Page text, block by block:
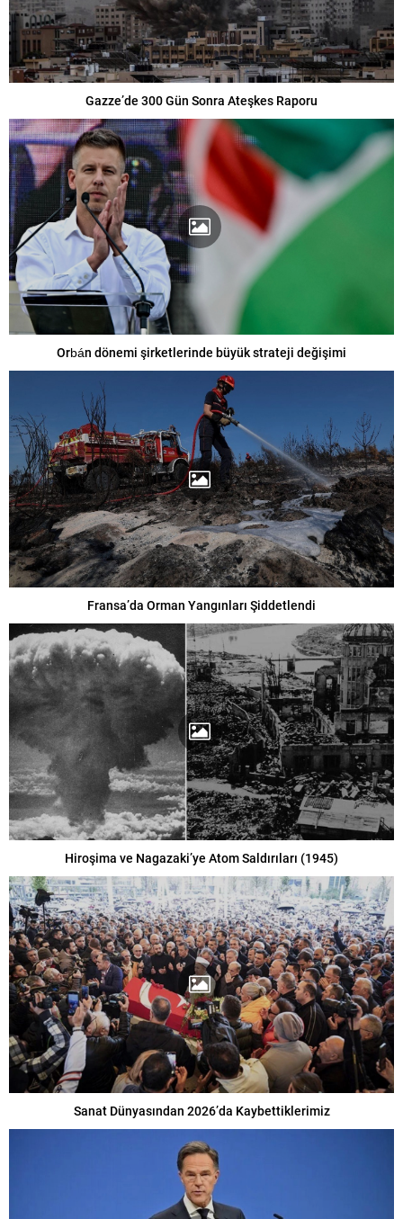
Gazze’de 300 Gün Sonra Ateşkes Raporu
Orbán dönemi şirketlerinde büyük strateji değişimi
Fransa’da Orman Yangınları Şiddetlendi
Hiroşima ve Nagazaki’ye Atom Saldırıları (1945)
Sanat Dünyasından 2026’da Kaybettiklerimiz